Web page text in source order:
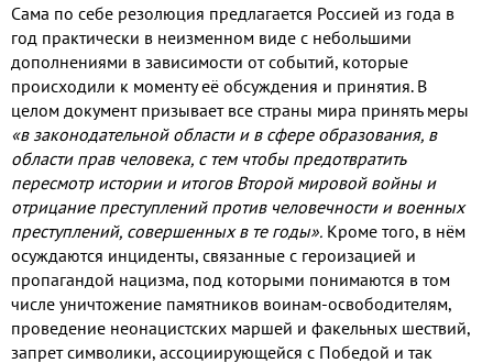
Сама по себе резолюция предлагается Россией из года в
год практически в неизменном виде с небольшими
дополнениями в зависимости от событий, которые
происходили к моменту её обсуждения и принятия. В
целом документ призывает все страны мира принять меры
«в законодательной области и в сфере образования, в
области прав человека, с тем чтобы предотвратить
пересмотр истории и итогов Второй мировой войны и
отрицание преступлений против человечности и военных
преступлений, совершенных в те годы». Кроме того, в нём
осуждаются инциденты, связанные с героизацией и
пропагандой нацизма, под которыми понимаются в том
числе уничтожение памятников воинам-освободителям,
проведение неонацистских маршей и факельных шествий,
запрет символики, ассоциирующейся с Победой и так